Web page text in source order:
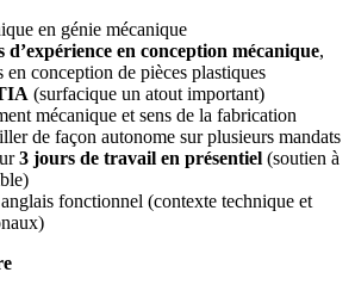
en génie mécanique
en conception mécanique,
en conception de pièces plastiques
(surfacique un atout important)
mécanique et sens de la fabrication
de façon autonome sur plusieurs mandats
3 jours de travail en présentiel (soutien à
fonctionnel (contexte technique et